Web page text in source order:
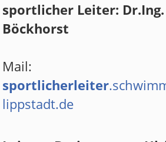
sportlicher Leiter:
Böckhorst
Mail:
sportlicherleiter
lippstadt.de